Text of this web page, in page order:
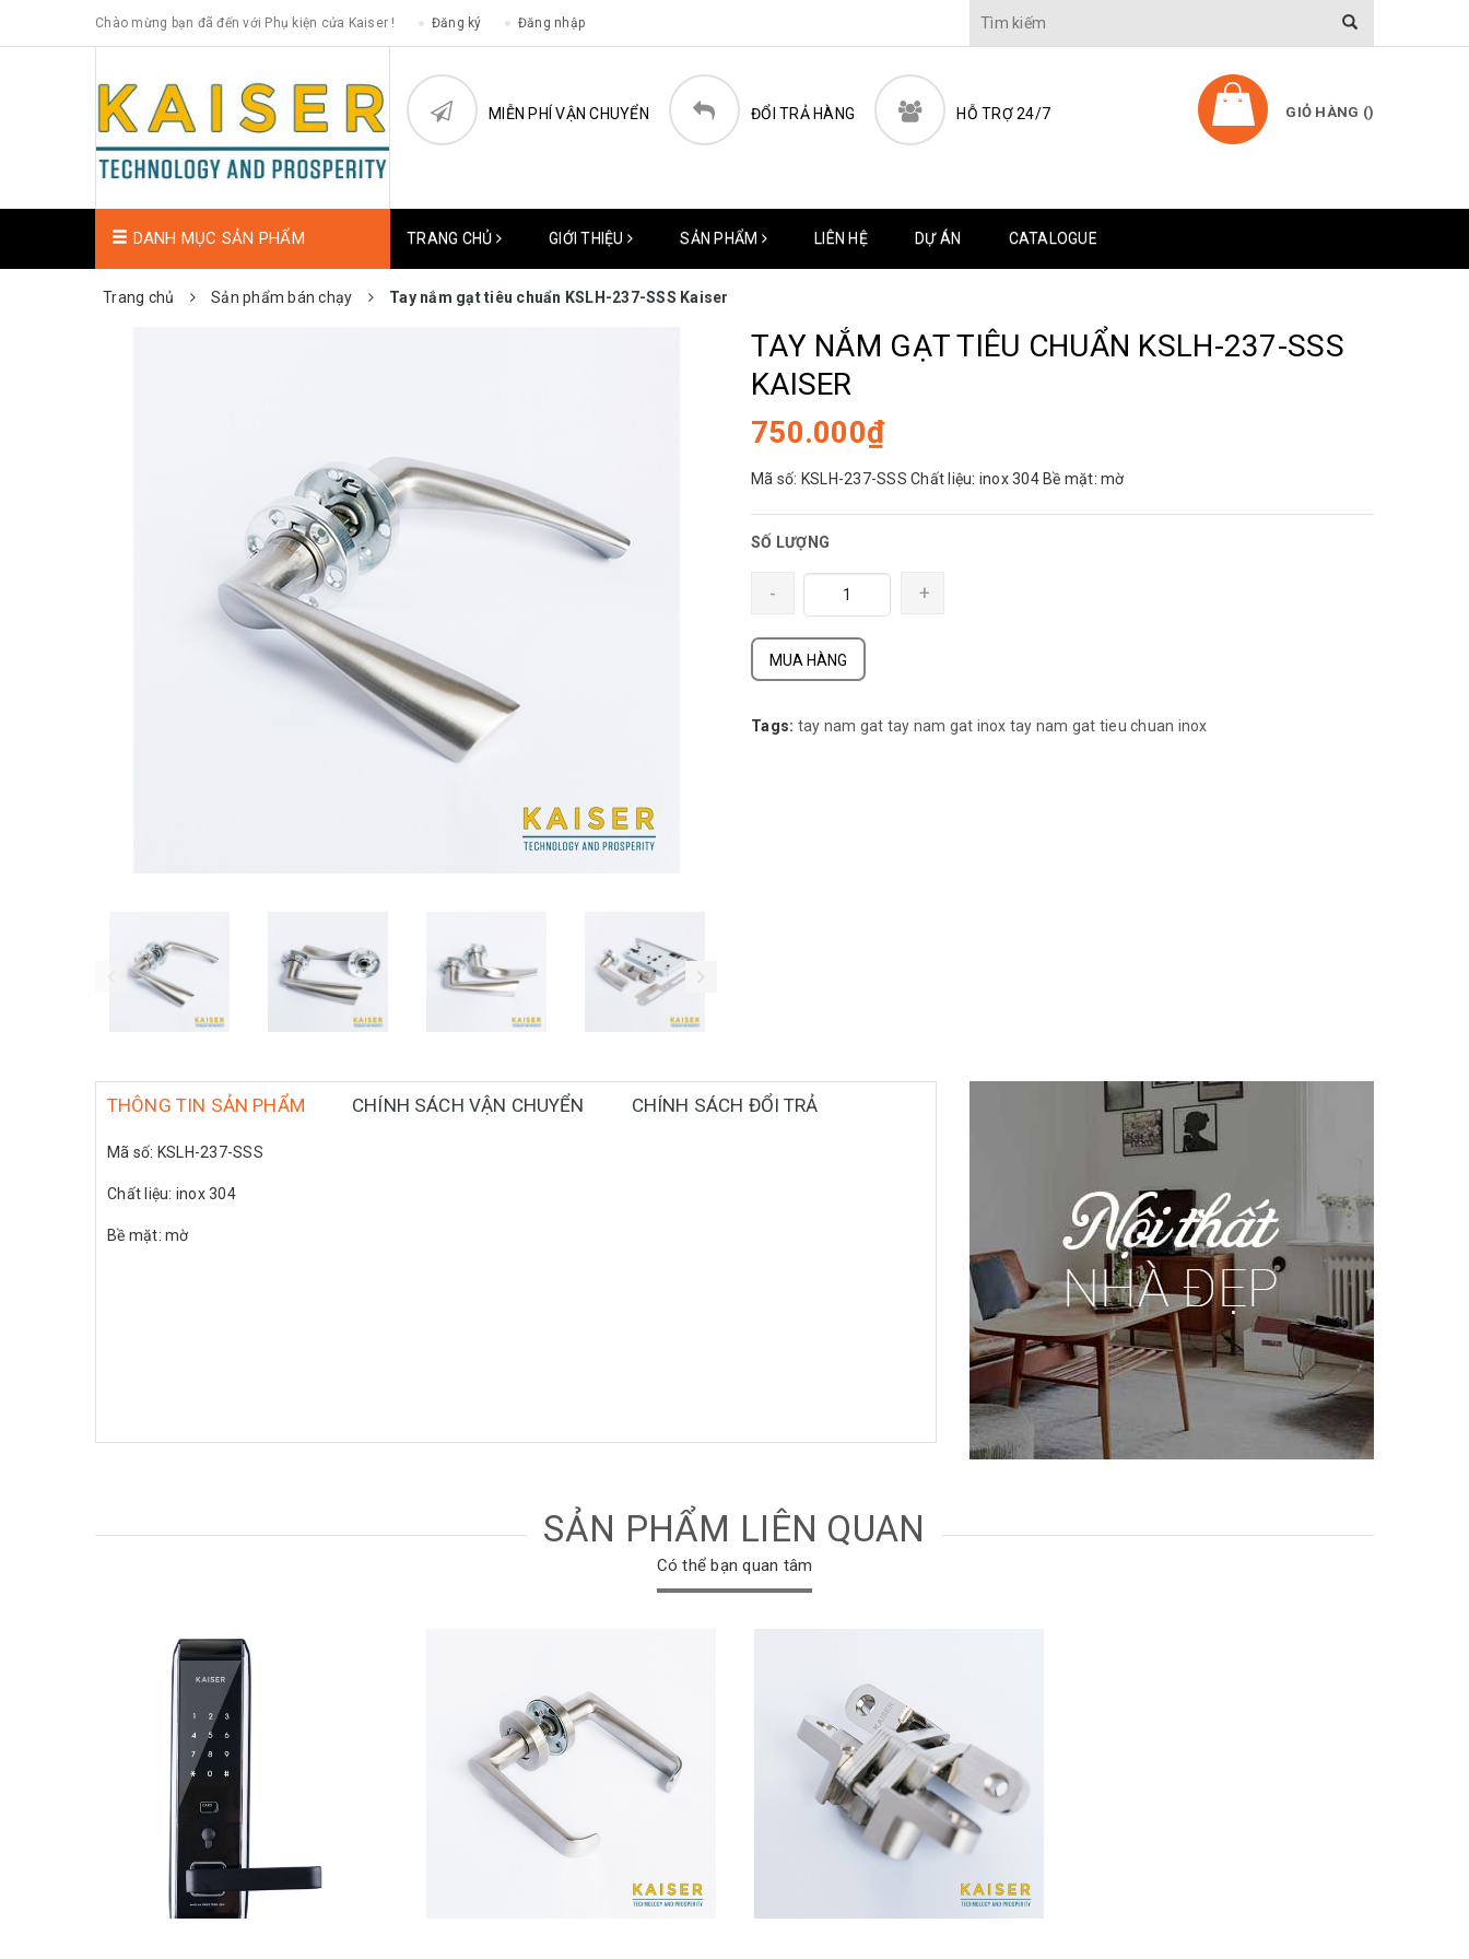
Chào mừng bạn đã đến với Phụ kiện cửa Kaiser ! Đăng ký Đăng nhập
MIỄN PHÍ VẬN CHUYỂN ĐỔI TRẢ HÀNG HỖ TRỢ 24/7 GIỎ HÀNG ()
DANH MỤC SẢN PHẨM TRANG CHỦ GIỚI THIỆU SẢN PHẨM LIÊN HỆ DỰ ÁN CATALOGUE
Trang chủ Sản phẩm bán chạy Tay nắm gạt tiêu chuẩn KSLH-237-SSS Kaiser
TAY NẮM GẠT TIÊU CHUẨN KSLH-237-SSS
KAISER
750.000₫
Mã số: KSLH-237-SSS Chất liệu: inox 304 Bề mặt: mờ
SỐ LƯỢNG
- +
MUA HÀNG
Tags: tay nam gat tay nam gat inox tay nam gat tieu chuan inox
THÔNG TIN SẢN PHẨM CHÍNH SÁCH VẬN CHUYỂN CHÍNH SÁCH ĐỔI TRẢ
Mã số: KSLH-237-SSS
Chất liệu: inox 304
Bề mặt: mờ
SẢN PHẨM LIÊN QUAN
Có thể bạn quan tâm